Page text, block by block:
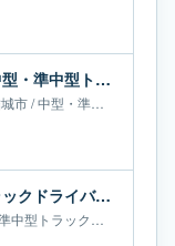
株式会社タカラ倉庫運輸サービスの中型・準中型トラックドライバー求人｜茨城県結城市｜月給15万-18万円
市/中型・準中型トラックドライバー
三和物産株式会社の中型・準中型トラックドライバー求人｜愛知県名古屋市｜月給20万-26万円
トラックドライバー